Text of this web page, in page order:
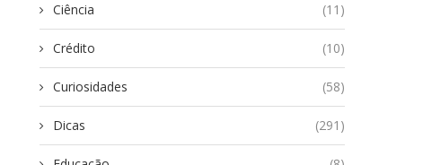
Ciência (11)
Crédito (10)
Curiosidades (58)
Dicas (291)